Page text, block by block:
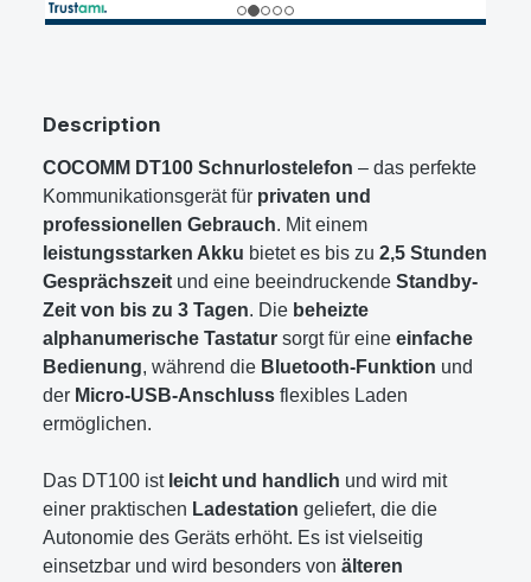
Description
COCOMM DT100 Schnurlostelefon – das perfekte
Kommunikationsgerät für privaten und
professionellen Gebrauch. Mit einem
leistungsstarken Akku bietet es bis zu 2,5 Stunden
Gesprächszeit und eine beeindruckende Standby-
Zeit von bis zu 3 Tagen. Die beheizte
alphanumerische Tastatur sorgt für eine einfache
Bedienung, während die Bluetooth-Funktion und
der Micro-USB-Anschluss flexibles Laden
ermöglichen.
Das DT100 ist leicht und handlich und wird mit
einer praktischen Ladestation geliefert, die die
Autonomie des Geräts erhöht. Es ist vielseitig
einsetzbar und wird besonders von älteren